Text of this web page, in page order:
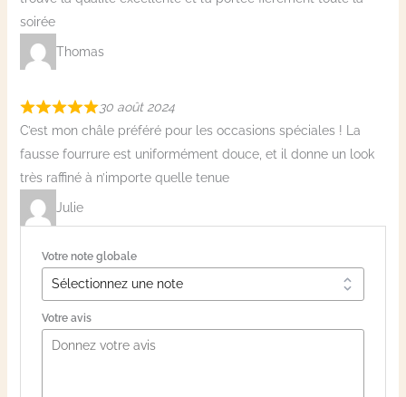
soirée
Thomas
30 août 2024
C’est mon châle préféré pour les occasions spéciales ! La
fausse fourrure est uniformément douce, et il donne un look
très raffiné à n’importe quelle tenue
Julie
Votre note globale
Votre avis